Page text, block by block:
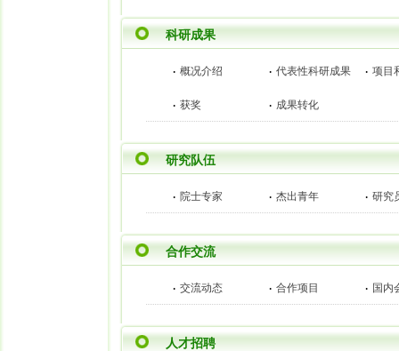
科研成果
· 概况介绍 · 代表性科研成果 · 项目
· 获奖 · 成果转化
研究队伍
· 院士专家 · 杰出青年 · 研究
合作交流
· 交流动态 · 合作项目 · 国内
人才招聘